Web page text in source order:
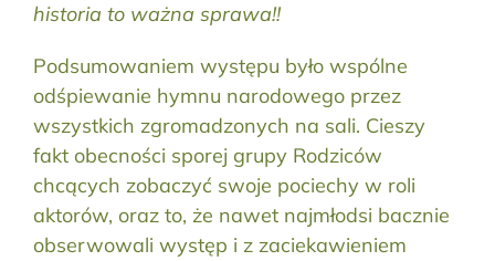
historia to ważna sprawa!!
Podsumowaniem występu było wspólne
odśpiewanie hymnu narodowego przez
wszystkich zgromadzonych na sali. Cieszy
fakt obecności sporej grupy Rodziców
chcących zobaczyć swoje pociechy w roli
aktorów, oraz to, że nawet najmłodsi bacznie
obserwowali występ i z zaciekawieniem